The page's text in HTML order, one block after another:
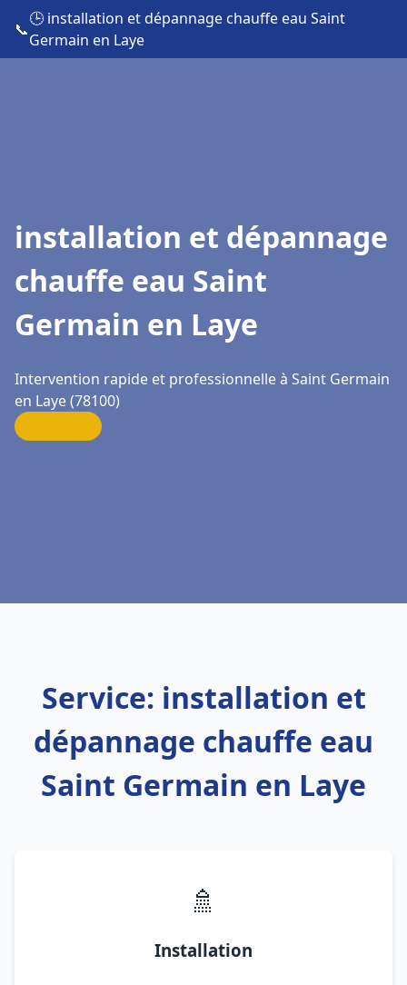
📞
🕒 installation et dépannage chauffe eau Saint
Germain en Laye
installation et dépannage
chauffe eau Saint
Germain en Laye
Intervention rapide et professionnelle à Saint Germain
en Laye (78100)
Service: installation et
dépannage chauffe eau
Saint Germain en Laye
🚿
Installation